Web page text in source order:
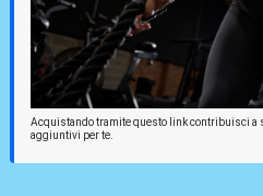
Acquistando tramite questo link contribuisci a
aggiuntivi per te.